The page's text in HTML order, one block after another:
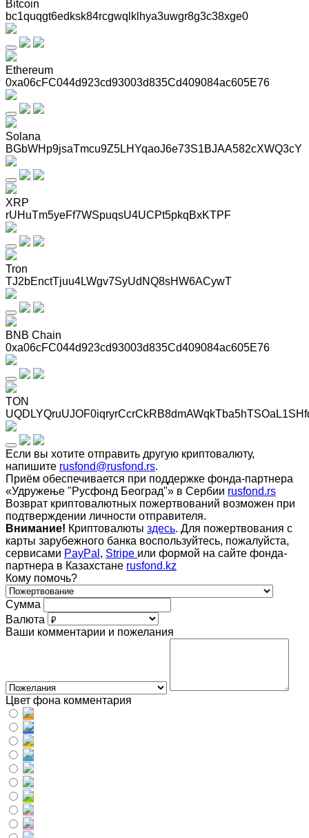
Bitcoin
bc1quqgt6edksk84rcgwqlklhya3uwgr8g3c38xge0
Ethereum
0xa06cFC044d923cd93003d835Cd409084ac605E76
Solana
BGbWHp9jsaTmcu9Z5LHYqaoJ6e73S1BJAA582cXWQ3cY
XRP
rUHuTm5yeFf7WSpuqsU4UCPt5pkqBxKTPF
Tron
TJ2bEnctTjuu4LWgv7SyUdNQ8sHW6ACywT
BNB Chain
0xa06cFC044d923cd93003d835Cd409084ac605E76
TON
Если вы хотите отправить другую криптовалюту,
напишите rusfond@rusfond.rs.
Приём обеспечивается при поддержке фонда-партнера
«Удружење "Русфонд Београд"» в Сербии rusfond.rs
Возврат криптовалютных пожертвований возможен при
подтверждении личности отправителя.
Внимание! Криптовалюты здесь. Для пожертвования с
карты зарубежного банка воспользуйтесь, пожалуйста,
сервисами PayPal , Stripe или формой на сайте фонда-
партнера в Казахстане rusfond.kz
Кому помочь?
Сумма
Валюта
Ваши комментарии и пожелания
Цвет фона комментария